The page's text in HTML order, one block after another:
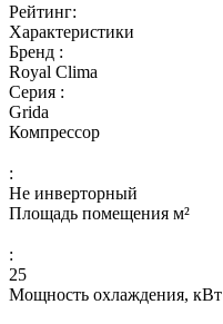
Рейтинг:
Характеристики
Бренд :
Royal Clima
Серия :
Grida
Компрессор
:
Не инверторный
Площадь помещения м²
:
25
Мощность охлаждения, кВт